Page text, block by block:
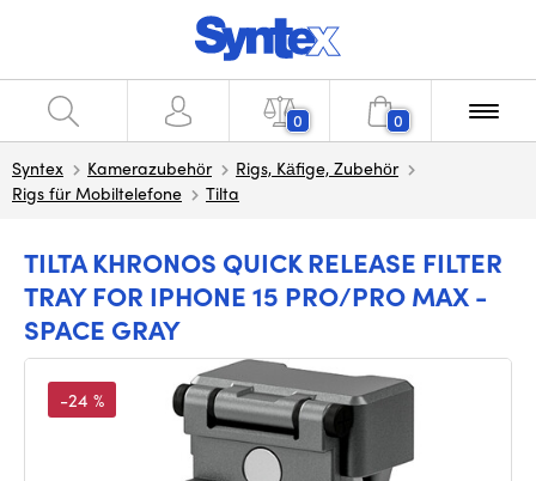
0 0
Syntex Kamerazubehör
Rigs, Käfige, Zubehör
Rigs für Mobiltelefone
Tilta
TILTA KHRONOS QUICK RELEASE FILTER
TRAY FOR IPHONE 15 PRO/PRO MAX -
SPACE GRAY
-24 %